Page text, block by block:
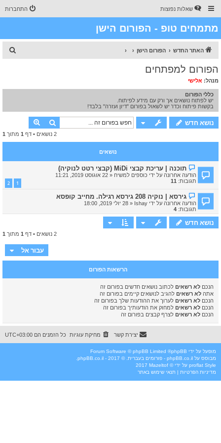
שאלות נפוצות התחברות
מתמחים טופ - הפורום הישן
האתר החדש הפורום הישן
הפורום למפתחים
מנהל: אלישי
כללי הפורום
יש לפתוח נושאים אך ורק עם מידע לפיתוח.
בקשות פיתוח וכדו' יש לשאול בפורום "דיון ועזרה" בלבד!
נושא חדש חיפוש
2 נושאים • דף 1 מתוך 1
נושאים
תוכנה | עריכת קבצי MiDi (קבצי רטט לנוקיה)
הודעה אחרונה על ידי כוספים למשיח « 22 אוגוסט 2019, 11:21
תגובות: 11
1
2
גירסא | נוקיה 208 גירסא רגילה. מחייב קופסא
הודעה אחרונה על ידי Ishay
« 28 יולי 2019, 18:00
תגובות: 4
נושא חדש
2 נושאים • דף 1 מתוך 1
עבור אל
הרשאות הפורום
הנכם לא רשאים לכתוב נושאים חדשים בפורום זה
אתה לא רשאים להגיב לנושאים קיימים בפורום זה
הנכם לא רשאים לערוך את ההודעות שלך בפורום זה
הנכם לא רשאים למחוק את הודעותיך בפורום זה
הנכם לא רשאים לצרף קבצים בפורום זה
כל הזמנים הם UTC+03:00 מחיקת עוגיות יצירת קשר
מופעל על ידי phpBB
® Forum Software © phpBB Limited
מבוסס על phpBB.co.il - פורומים בעברית
. © 2017 - phpBB.co.il.
Style
proflat על ידי © Mazeltof
מדיניות הפרטיות | תנאי שימוש באתר